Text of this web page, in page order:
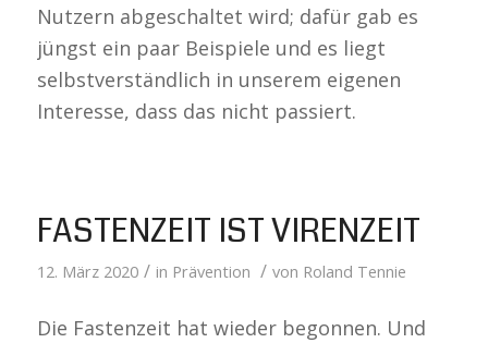
Nutzern abgeschaltet wird; dafür gab es
jüngst ein paar Beispiele und es liegt
selbstverständlich in unserem eigenen
Interesse, dass das nicht passiert.
FASTENZEIT IST VIRENZEIT
12. März 2020 / in Prävention / von Roland Tennie
Die Fastenzeit hat wieder begonnen. Und